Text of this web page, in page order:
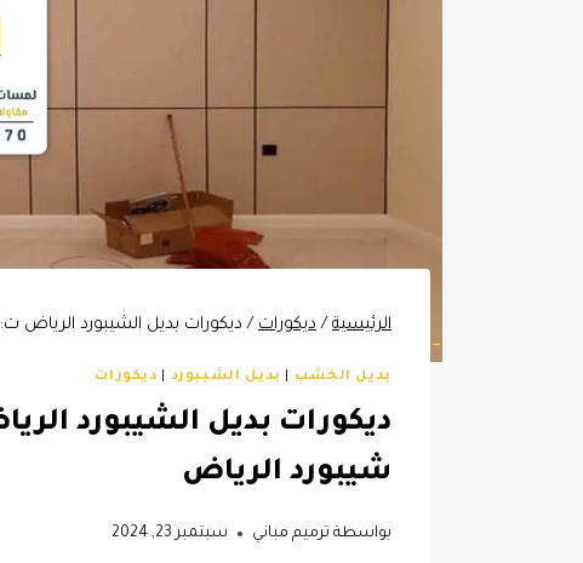
الرئيسية / ديكورات / ديكورات بديل الشيبورد الرياض ت: 0532068305 ديكور جدار شيبورد الرياض
بديل الخشب بديل الشيبورد ديكورات
شيبورد الرياض
بواسطة ترميم مباني سبتمبر 23, 2024